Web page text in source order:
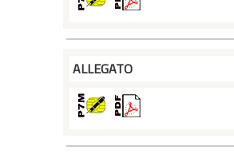
ALLEGATO